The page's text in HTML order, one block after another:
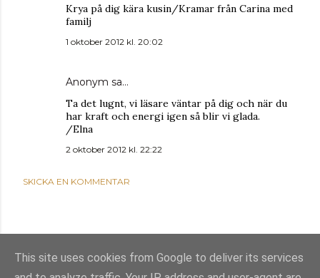
Krya på dig kära kusin/Kramar från Carina med
familj
1 oktober 2012 kl. 20:02
Anonym sa…
Ta det lugnt, vi läsare väntar på dig och när du
har kraft och energi igen så blir vi glada.
/Elna
2 oktober 2012 kl. 22:22
SKICKA EN KOMMENTAR
This site uses cookies from Google to deliver its services